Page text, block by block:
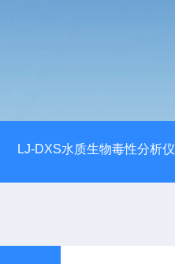
LJ-DXS水质生物毒性分析仪